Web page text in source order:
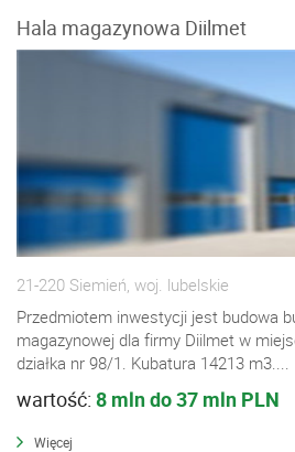
Hala magazynowa Diilmet
21-220 Siemień, woj. lubelskie
Przedmiotem inwestycji jest budowa
magazynowej dla firmy Diilmet w
działka nr 98/1. Kubatura 14213 m3....
wartość: 8 mln do 37 mln PLN
Więcej